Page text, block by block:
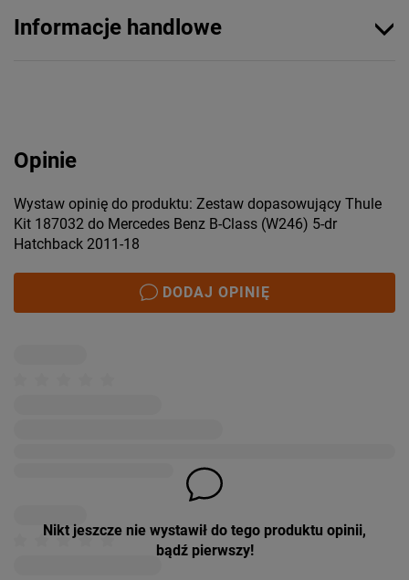
Informacje handlowe
Opinie
Wystaw opinię do produktu: Zestaw dopasowujący Thule
Kit 187032 do Mercedes Benz B-Class (W246) 5-dr
Hatchback 2011-18
DODAJ OPINIĘ
Nikt jeszcze nie wystawił do tego produktu opinii,
bądź pierwszy!